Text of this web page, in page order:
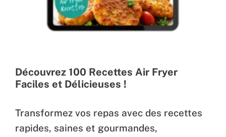
Découvrez 100 Recettes Air Fryer
Faciles et Délicieuses !
Transformez vos repas avec des recettes
rapides, saines et gourmandes,